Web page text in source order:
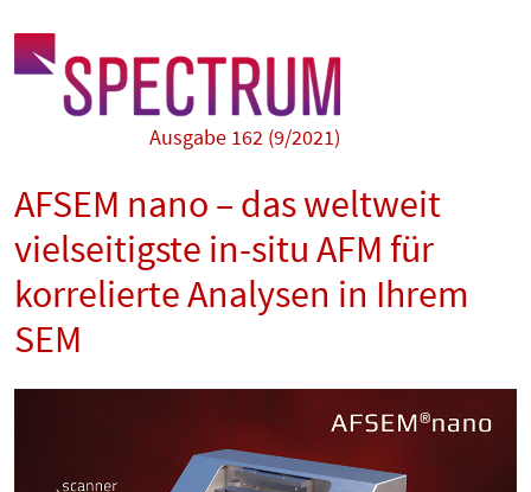
Ausgabe 162 (9/2021)
AFSEM nano – das weltweit
vielseitigste in-situ AFM für
korrelierte Analysen in Ihrem
SEM